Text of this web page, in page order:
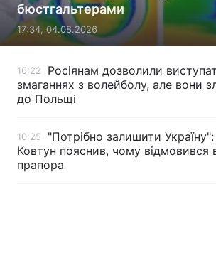
бюстгальтерами
17:34, 04.08.2026
16:22
Росіянам дозволили
змаганнях з волейболу, але вони
до Польщі
10:25
"Потрібно залишити Україну":
Ковтун пояснив, чому відмовився
прапора